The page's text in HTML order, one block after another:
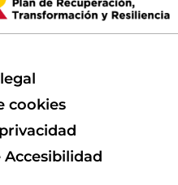
cookies